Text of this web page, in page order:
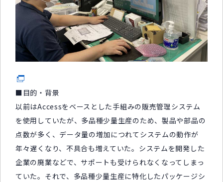
■目的・背景
以前はAccessをベースとした手組みの販売管理システム
を使用していたが、多品種少量生産のため、製品や部品の
点数が多く、データ量の増加につれてシステムの動作が
年々遅くなり、不具合も増えていた。システムを開発した
企業の廃業などで、サポートも受けられなくなってしまっ
ていた。それで、多品種少量生産に特化したパッケージシ